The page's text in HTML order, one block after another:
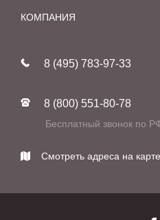
Мебель
Фабрики
КОМПАНИЯ
Реставрация
Контакты
8 (495) 783-97-33
8 (800) 551-80-78
Бесплатный звонок по
Смотреть адреса на карте